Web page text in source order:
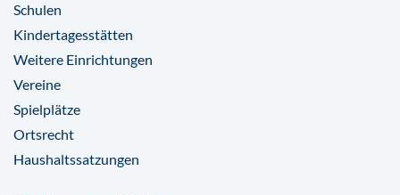
Schulen
Kindertagesstätten
Weitere Einrichtungen
Vereine
Spielplätze
Ortsrecht
Haushaltssatzungen